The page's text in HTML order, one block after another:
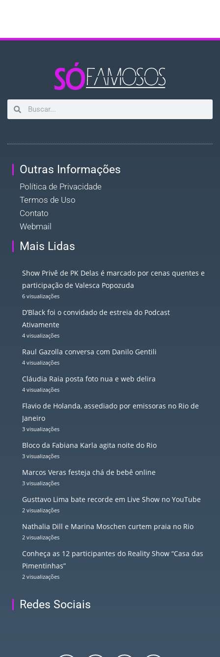
Outras Informações
Política de Privacidade
Termos de Uso
Contato
Webmail
Mais Lidas
Show Privê de PK Delas é marcado por cenas quentes e
participação de Valesca Popozuda
6 visualizações
D’Black foi o convidado de estreia do Podcast
Ativamente
4 visualizações
Raul Gazolla conversa com Danilo Gentili
4 visualizações
Cláudia Raia posta foto nua e web delira
4 visualizações
Flavio de Holanda, assediado por emissoras no Rio de
Janeiro
3 visualizações
Bloco da Fabiana Karla agita noite do Rio
3 visualizações
Marcos Veras festeja chá de bebê online
3 visualizações
Gusttavo Lima bate recorde em Live Show no YouTube
2 visualizações
Nathalia Dill e Marina Moschen curtem praia no Rio
2 visualizações
Conheça as 12 participantes do Reality Show “Casa das
Pimentinhas”
2 visualizações
Redes Sociais